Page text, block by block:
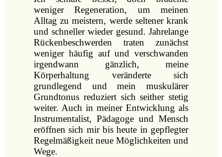
weniger Regeneration, um meinen
Alltag zu meistern, werde seltener krank
und schneller wieder gesund. Jahrelange
Rückenbeschwerden traten zunächst
weniger häufig auf und verschwanden
irgendwann gänzlich, meine
Körperhaltung veränderte sich
grundlegend und mein muskulärer
Grundtonus reduziert sich seither stetig
weiter. Auch in meiner Entwicklung als
Instrumentalist, Pädagoge und Mensch
eröffnen sich mir bis heute in gepflegter
Regelmäßigkeit neue Möglichkeiten und
Wege.